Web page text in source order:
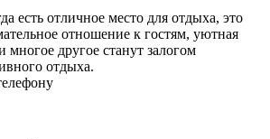
есть отличное место для отдыха, это
отношение к гостям, уютная
многое другое станут залогом
отдыха.